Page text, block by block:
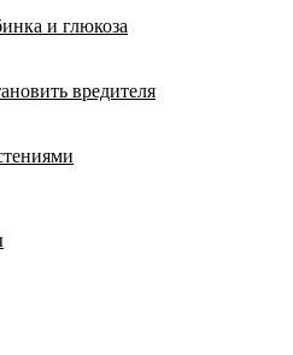
и глюкоза
вредителя